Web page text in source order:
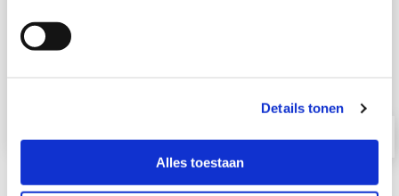
Details tonen
Alles toestaan
Logistics centre Bodegraven